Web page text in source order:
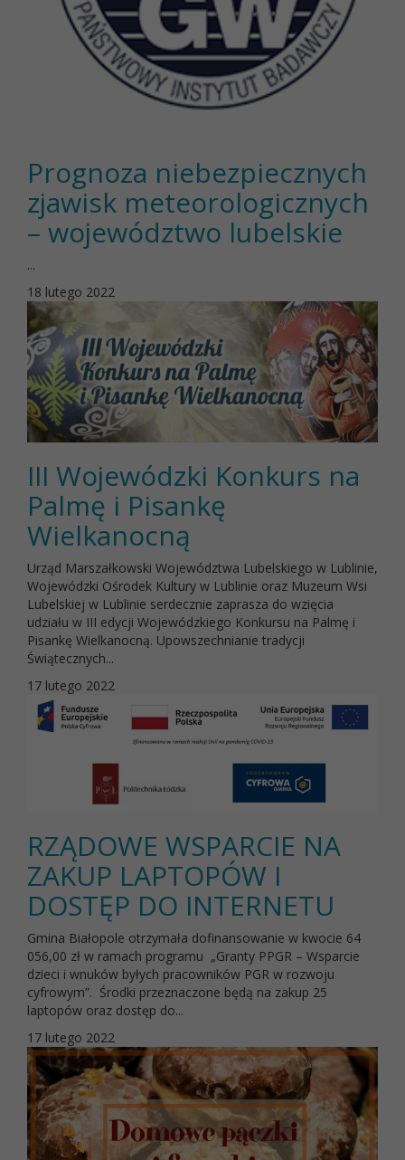
Prognoza niebezpiecznych
zjawisk meteorologicznych
– województwo lubelskie
...
18 lutego 2022
III Wojewódzki Konkurs na
Palmę i Pisankę
Wielkanocną
Urząd Marszałkowski Województwa Lubelskiego w Lublinie,
Wojewódzki Ośrodek Kultury w Lublinie oraz Muzeum Wsi
Lubelskiej w Lublinie serdecznie zaprasza do wzięcia
udziału w III edycji Wojewódzkiego Konkursu na Palmę i
Pisankę Wielkanocną. Upowszechnianie tradycji
Świątecznych...
17 lutego 2022
RZĄDOWE WSPARCIE NA
ZAKUP LAPTOPÓW I
DOSTĘP DO INTERNETU
Gmina Białopole otrzymała dofinansowanie w kwocie 64
056,00 zł w ramach programu „Granty PPGR – Wsparcie
dzieci i wnuków byłych pracowników PGR w rozwoju
cyfrowym”. Środki przeznaczone będą na zakup 25
laptopów oraz dostęp do...
17 lutego 2022